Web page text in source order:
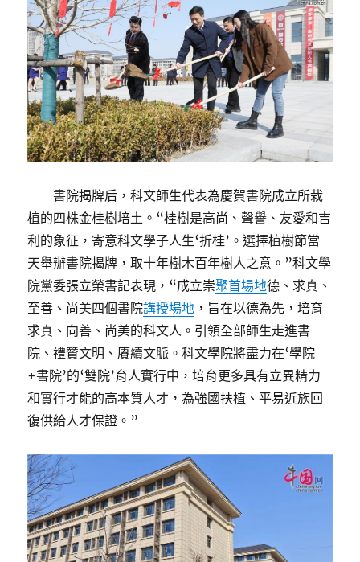
書院揭牌后，科文師生代表為慶賀書院成立所栽
植的四株金桂樹培土。“桂樹是高尚、聲譽、友愛和吉
利的象征，寄意科文學子人生‘折桂’。選擇植樹節當
天舉辦書院揭牌，取十年樹木百年樹人之意。”科文學
院黨委張立榮書記表現，“成立崇聚首場地德、求真、
至善、尚美四個書院講授場地 ，旨在以德為先，培育
求真、向善、尚美的科文人。引領全部師生走進書
院、禮贊文明、賡續文脈。科文學院將盡力在‘學院
+書院’的‘雙院’育人實行中，培育更多具有立異精力
和實行才能的高本質人才，為強國扶植、平易近族回
復供給人才保證。”